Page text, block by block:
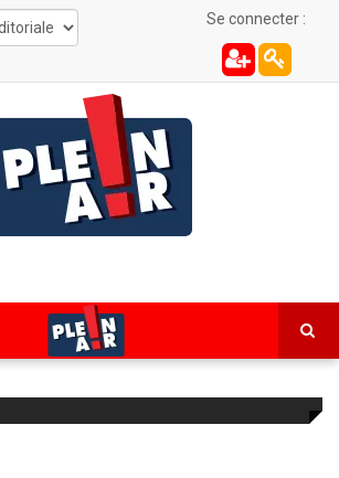
Se connecter :